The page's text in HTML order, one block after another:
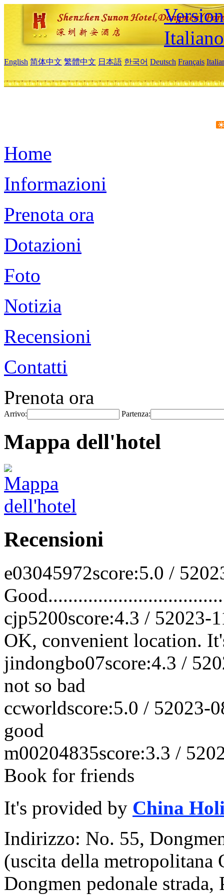
Italiano
English 简体中文 繁體中文 日本語 한국어 Deutsch Français
Home
Informazioni
Prenota ora
Dotazioni
Foto
Notizia
Recensioni
Contatti
Prenota ora
Arrivo: Partenza:
Mappa dell'hotel
Recensioni
e03045972score:5.0 / 5
cjp5200score:4.3 / 52023-
OK, convenient location.
jindongbo07score:4.3 / 5
not so bad
ccworldscore:5.0 / 52023-
good
m00204835score:3.3 / 5
Book for friends
It's provided by China
Indirizzo: No. 55,
(uscita della metropolitana
Dongmen pedonale